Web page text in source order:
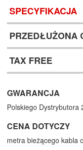
SPECYFIKACJA
PRZEDŁUŻONA
TAX FREE
GWARANCJA
Polskiego Dystrybutora
CENA DOTYCZY
metra bieżącego kabla